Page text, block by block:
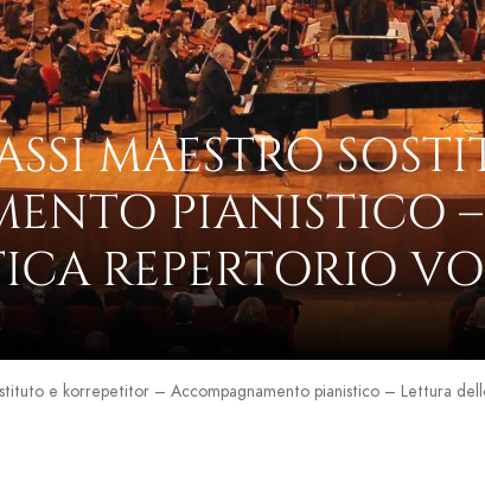
MAESTRO
PIANISTICO
REPERTORIO
e korrepetitor – Accompagnamento pianistico – Lettura